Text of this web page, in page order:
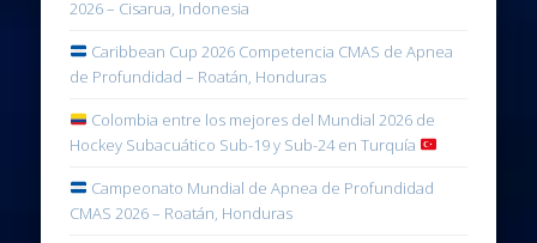
2026 – Cisarua, Indonesia
Caribbean Cup 2026 Competencia CMAS de Apnea
de Profundidad – Roatán, Honduras
Colombia entre los mejores del Mundial 2026 de
Hockey Subacuático Sub-19 y Sub-24 en Turquía
Campeonato Mundial de Apnea de Profundidad
CMAS 2026 – Roatán, Honduras